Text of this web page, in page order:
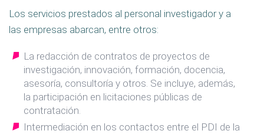
Los servicios prestados al personal investigador y a
las empresas abarcan, entre otros:
La redacción de contratos de proyectos de
investigación, innovación, formación, docencia,
asesoría, consultoría y otros. Se incluye, además,
la participación en licitaciones públicas de
contratación.
Intermediación en los contactos entre el PDI de la